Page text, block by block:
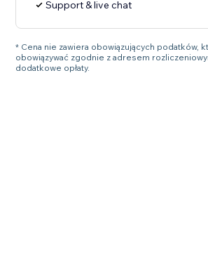
Support & live chat
* Cena nie zawiera obowiązujących podatków,
obowiązywać zgodnie z adresem
dodatkowe opłaty.